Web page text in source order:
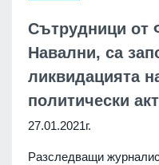
Сътрудници от
Навални, са
ликвидацията
политически
27.01.2021г.
Разследващи